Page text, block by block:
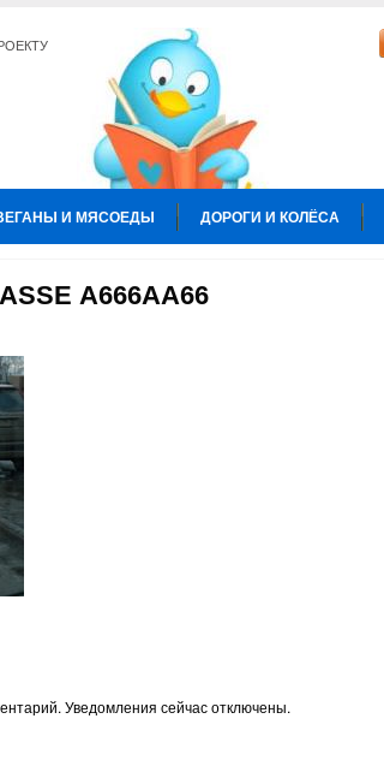
И МЯСОЕДЫ ДОРОГИ И КОЛЁСА
А666АА66
Уведомления сейчас отключены.